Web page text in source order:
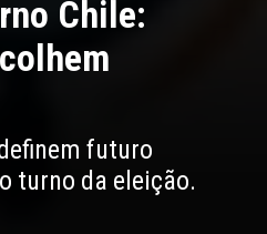
Chile:
futuro
turno da eleição.